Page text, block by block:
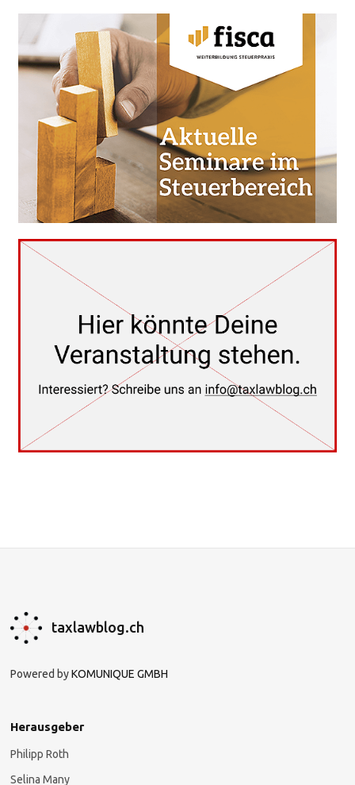
taxlawblog.ch
Powered byKOMUNIQUE GMBH
Herausgeber
Philipp Roth
Selina Many